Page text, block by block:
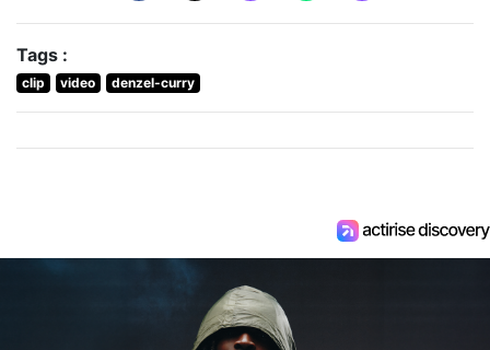
Tags :
clip video denzel-curry